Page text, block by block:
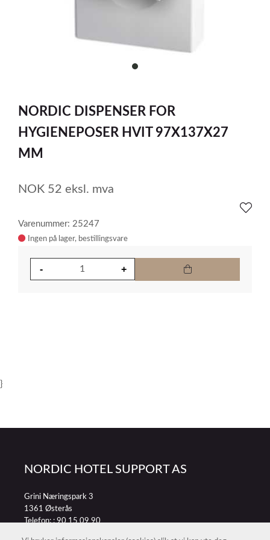
item
of
1
NORDIC DISPENSER FOR
HYGIENEPOSER HVIT 97X137X27
MM
NOK 52 eksl. mva
Varenummer: 25247
Ingen på lager
}
NORDIC HOTEL SUPPORT AS
Grini Næringspark 3
1361 Østerås
Telefon: :90 15 09 90